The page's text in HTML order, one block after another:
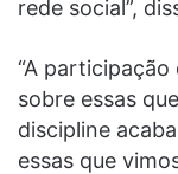
rede social”,
“A
sobre essas
discipline
essas que